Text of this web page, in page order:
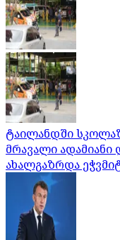
ტაილანდში
მრავალი ადამიანი
ახალგაზრდა